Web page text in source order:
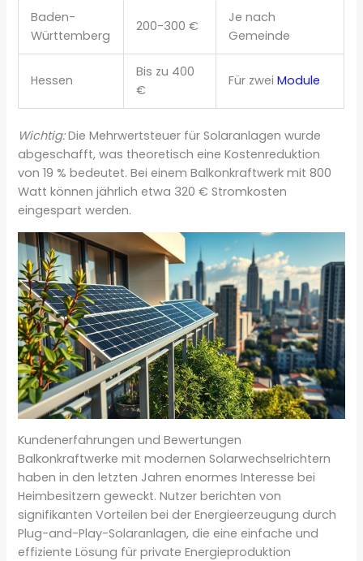
Baden-
Württemberg
200-300 €
Je nach
Gemeinde
Hessen
Bis zu 400
€
Für zweiModule
Wichtig:Die Mehrwertsteuer für Solaranlagen wurde
abgeschafft, was theoretisch eine Kostenreduktion
von 19 % bedeutet. Bei einem Balkonkraftwerk mit 800
Watt können jährlich etwa 320 € Stromkosten
eingespart werden.
Kundenerfahrungen und Bewertungen
Balkonkraftwerke mit modernen Solarwechselrichtern
haben in den letzten Jahren enormes Interesse bei
Heimbesitzern geweckt. Nutzer berichten von
signifikanten Vorteilen bei der Energieerzeugung durch
Plug-and-Play-Solaranlagen, die eine einfache und
effiziente Lösung für private Energieproduktion